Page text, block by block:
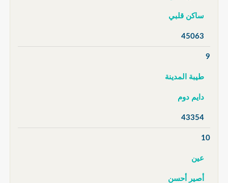
ساكن قلبي
45063
9
طيبة المدينة
دايم دوم
43354
10
عين
أصير أحسن